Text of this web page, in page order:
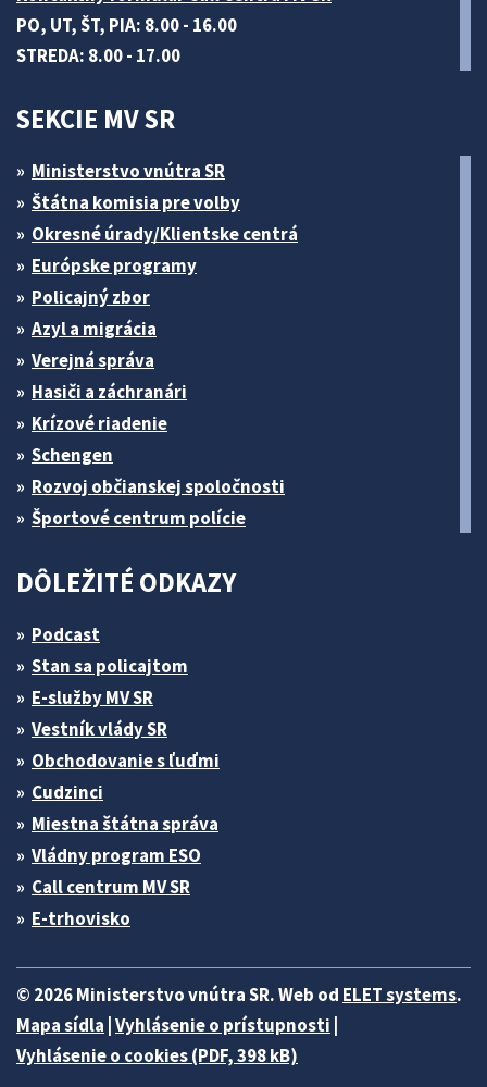
PO, UT, ŠT, PIA: 8.00 - 16.00
STREDA: 8.00 - 17.00
SEKCIE MV SR
Ministerstvo vnútra SR
Štátna komisia pre volby
Okresné úrady/Klientske centrá
Európske programy
Policajný zbor
Azyl a migrácia
Verejná správa
Hasiči a záchranári
Krízové riadenie
Schengen
Rozvoj občianskej spoločnosti
Športové centrum polície
DÔLEŽITÉ ODKAZY
Podcast
Stan sa policajtom
E-služby MV SR
Vestník vlády SR
Obchodovanie s ľuďmi
Cudzinci
Miestna štátna správa
Vládny program ESO
Call centrum MV SR
E-trhovisko
© 2026 Ministerstvo vnútra SR. Web od ELET systems.
Mapa sídla Vyhlásenie o prístupnosti
Vyhlásenie o cookies (PDF, 398 kB)